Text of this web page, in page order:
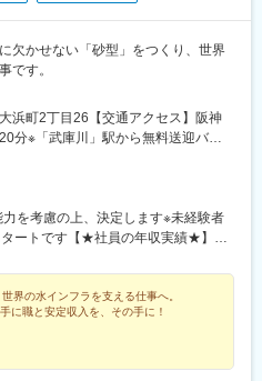
欠かせない「砂型」をつくり、世界
です。
浜町2丁目26【交通アクセス】阪神
分※「武庫川」駅から無料送迎バス
勤可※自転車・バイクは無料駐車場あ
を考慮の上、決定します※未経験者
ートです【★社員の年収実績★】
界の水インフラを支える仕事へ。
に職と安定収入を、その手に！